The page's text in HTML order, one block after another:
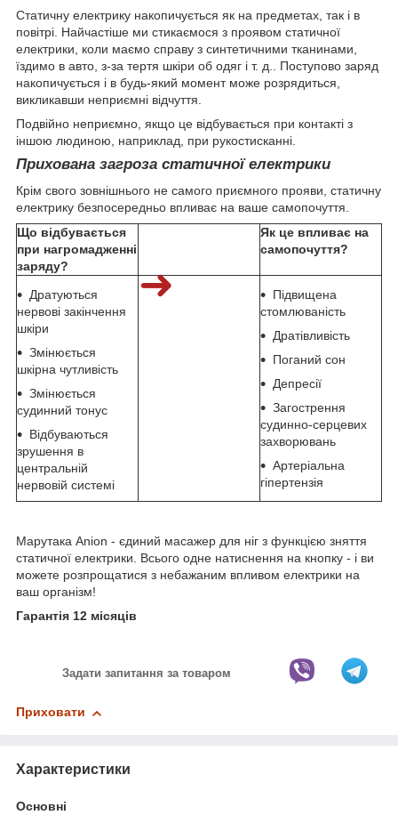
Статичну електрику накопичується як на предметах, так і в
повітрі. Найчастіше ми стикаємося з проявом статичної
електрики, коли маємо справу з синтетичними тканинами,
їздимо в авто, з-за тертя шкіри об одяг і т. д.. Поступово заряд
накопичується і в будь-який момент може розрядиться,
викликавши неприємні відчуття.
Подвійно неприємно, якщо це відбувається при контакті з
іншою людиною, наприклад, при рукостисканні.
Прихована загроза статичної електрики
Крім свого зовнішнього не самого приємного прояви, статичну
електрику безпосередньо впливає на ваше самопочуття.
Що відбувається
при нагромадженні
заряду?
Як це впливає на
самопочуття?
Дратуються
нервові закінчення
шкіри
Змінюється
шкірна чутливість
Змінюється
судинний тонус
Відбуваються
зрушення в
центральній
нервовій системі
➜
Підвищена
стомлюваність
Дратівливість
Поганий сон
Депресії
Загострення
судинно-серцевих
захворювань
Артеріальна
гіпертензія
Марутака Anion - єдиний масажер для ніг з функцією зняття
статичної електрики. Всього одне натиснення на кнопку - і ви
можете розпрощатися з небажаним впливом електрики на
ваш організм!
Гарантія 12 місяців
Задати запитання за товаром
Приховати
Характеристики
Основні